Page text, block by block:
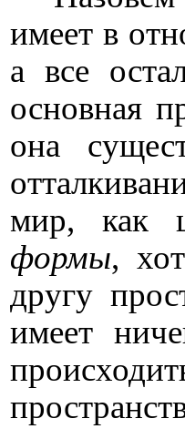
имеет в
а все
основная
она
мир, как
формы,
другу
имеет